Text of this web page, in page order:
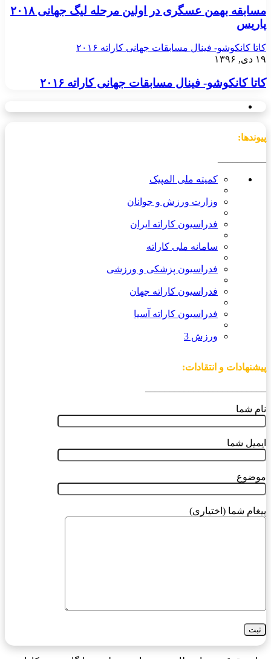
مسابقه بهمن عسگری در اولین مرحله لیگ جهانی ۲۰۱۸
پاریس
کاتا کانکوشو- فینال مسابقات جهانی کاراته ۲۰۱۶
۱۹ دی, ۱۳۹۶
کاتا کانکوشو- فینال مسابقات جهانی کاراته ۲۰۱۶
پیوندها:
کمیته ملی المپیک
وزارت ورزش و جوانان
فدراسیون کاراته ایران
سامانه ملی کاراته
فدراسیون پزشکی و ورزشی
فدراسیون کاراته جهان
فدراسیون کاراته آسیا
ورزش 3
پیشنهادات و انتقادات:
نام شما
ایمیل شما
موضوع
پیغام شما (اختیاری)